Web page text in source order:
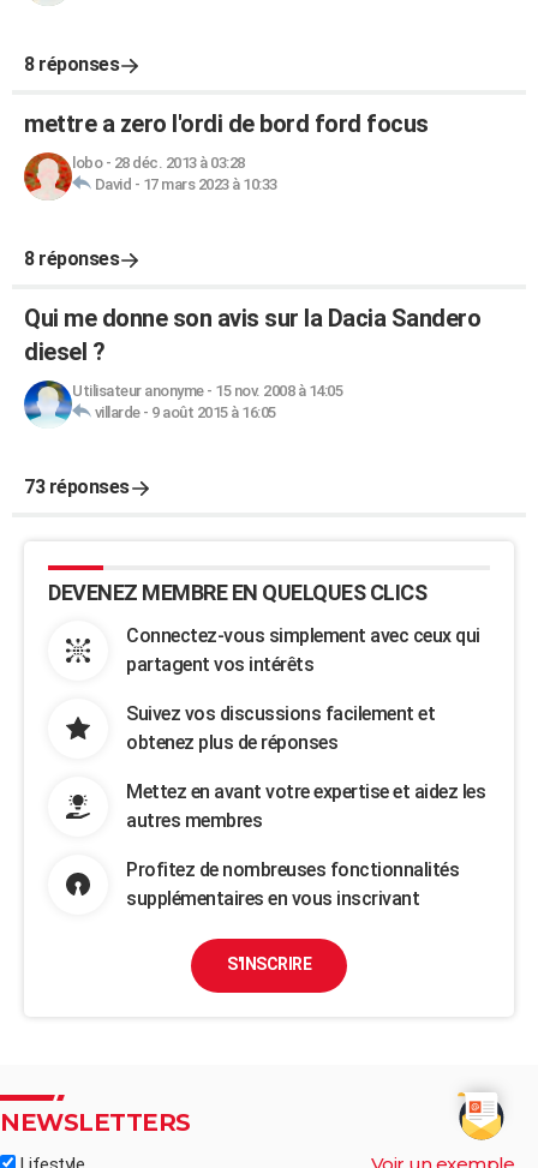
8 réponses
mettre a zero l'ordi de bord ford focus
lobo- 28 déc. 2013 à 03:28
David - 17 mars 2023 à 10:33
8 réponses
Qui me donne son avis sur la Dacia Sandero
diesel ?
Utilisateur anonyme- 15 nov. 2008 à 14:05
villarde- 9 août 2015 à 16:05
73 réponses
DEVENEZ MEMBRE EN QUELQUES CLICS
Connectez-vous simplement avec ceux qui
partagent vos intérêts
Suivez vos discussions facilement et
obtenez plus de réponses
Mettez en avant votre expertise et aidez les
autres membres
Profitez de nombreuses fonctionnalités
supplémentaires en vous inscrivant
S'INSCRIRE
NEWSLETTERS